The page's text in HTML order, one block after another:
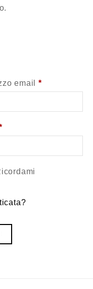
email*Richiesto
Richiesto